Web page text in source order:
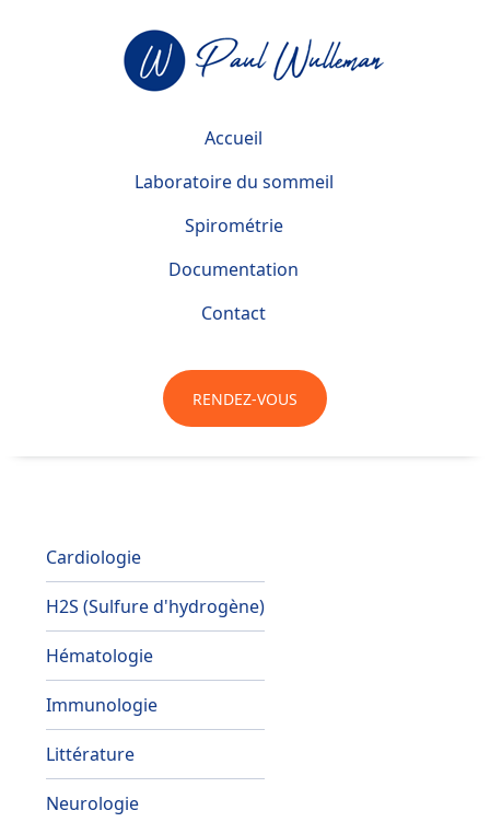
Accueil
Laboratoire du sommeil
Spirométrie
Documentation
Contact
RENDEZ-VOUS
Cardiologie
H2S (Sulfure d'hydrogène)
Hématologie
Immunologie
Littérature
Neurologie